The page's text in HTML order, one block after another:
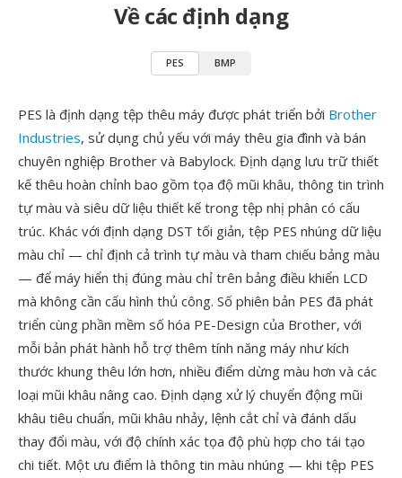
Về các định dạng
PES BMP
PES là định dạng tệp thêu máy được phát triển bởi Brother
Industries, sử dụng chủ yếu với máy thêu gia đình và bán
chuyên nghiệp Brother và Babylock. Định dạng lưu trữ thiết
kế thêu hoàn chỉnh bao gồm tọa độ mũi khâu, thông tin trình
tự màu và siêu dữ liệu thiết kế trong tệp nhị phân có cấu
trúc. Khác với định dạng DST tối giản, tệp PES nhúng dữ liệu
màu chỉ — chỉ định cả trình tự màu và tham chiếu bảng màu
— để máy hiển thị đúng màu chỉ trên bảng điều khiển LCD
mà không cần cấu hình thủ công. Số phiên bản PES đã phát
triển cùng phần mềm số hóa PE-Design của Brother, với
mỗi bản phát hành hỗ trợ thêm tính năng máy như kích
thước khung thêu lớn hơn, nhiều điểm dừng màu hơn và các
loại mũi khâu nâng cao. Định dạng xử lý chuyển động mũi
khâu tiêu chuẩn, mũi khâu nhảy, lệnh cắt chỉ và đánh dấu
thay đổi màu, với độ chính xác tọa độ phù hợp cho tái tạo
chi tiết. Một ưu điểm là thông tin màu nhúng — khi tệp PES